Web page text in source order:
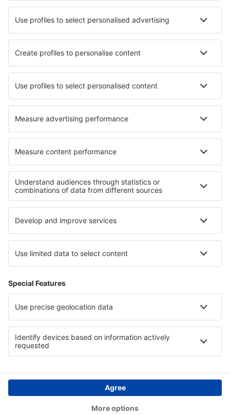
Verblijf in Pla del Panades Verblijf in Bharuch
Verblijf in Clayton North Verblijf in Ashland
Verblijf in San Miguel de Salinas Verblijf in Sânnicolau Mare
Verblijf in Dunoon
Beste accommodatie - regio's
Verblijf in Zwitserland Verblijf in Zermatt
Verblijf in Saas-Fee Verblijf in Davos
Verblijf in Sankt Moritz Verblijf in Corsica
Verblijf op Chalcidice Verblijf in Wildschoenau
Verblijf in Hongarije Verblijf op Bornholm